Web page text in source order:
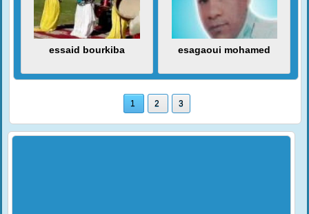
essaid bourkiba esagaoui mohamed
1 2 3